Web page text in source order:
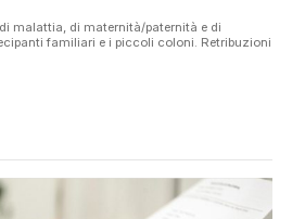
malattia, di maternità/paternità e di
familiari e i piccoli coloni. Retribuzioni